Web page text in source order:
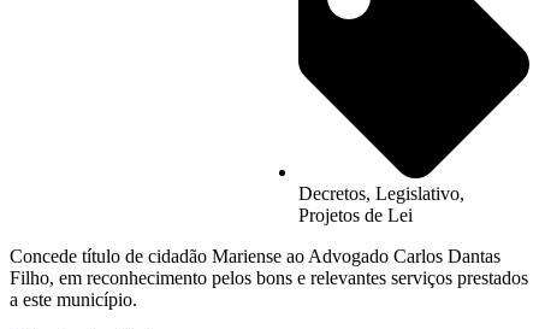
Decretos, Legislativo,
Projetos de Lei
Concede título de cidadão Mariense ao Advogado Carlos Dantas
Filho, em reconhecimento pelos bons e relevantes serviços prestados
a este município.